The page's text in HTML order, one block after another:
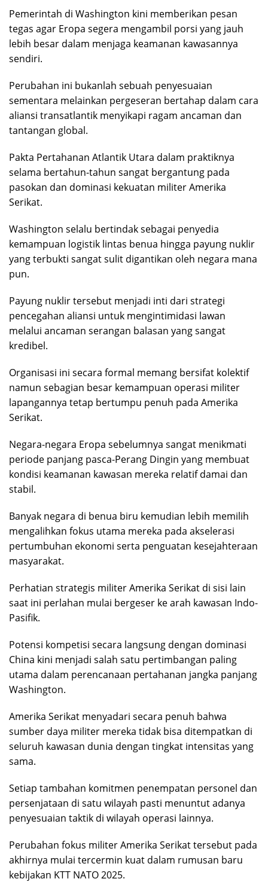
Pemerintah di Washington kini memberikan pesan
tegas agar Eropa segera mengambil porsi yang jauh
lebih besar dalam menjaga keamanan kawasannya
sendiri.
Perubahan ini bukanlah sebuah penyesuaian
sementara melainkan pergeseran bertahap dalam cara
aliansi transatlantik menyikapi ragam ancaman dan
tantangan global.
Pakta Pertahanan Atlantik Utara dalam praktiknya
selama bertahun-tahun sangat bergantung pada
pasokan dan dominasi kekuatan militer Amerika
Serikat.
Washington selalu bertindak sebagai penyedia
kemampuan logistik lintas benua hingga payung nuklir
yang terbukti sangat sulit digantikan oleh negara mana
pun.
Payung nuklir tersebut menjadi inti dari strategi
pencegahan aliansi untuk mengintimidasi lawan
melalui ancaman serangan balasan yang sangat
kredibel.
Organisasi ini secara formal memang bersifat kolektif
namun sebagian besar kemampuan operasi militer
lapangannya tetap bertumpu penuh pada Amerika
Serikat.
Negara-negara Eropa sebelumnya sangat menikmati
periode panjang pasca-Perang Dingin yang membuat
kondisi keamanan kawasan mereka relatif damai dan
stabil.
Banyak negara di benua biru kemudian lebih memilih
mengalihkan fokus utama mereka pada akselerasi
pertumbuhan ekonomi serta penguatan kesejahteraan
masyarakat.
Perhatian strategis militer Amerika Serikat di sisi lain
saat ini perlahan mulai bergeser ke arah kawasan Indo-
Pasifik.
Potensi kompetisi secara langsung dengan dominasi
China kini menjadi salah satu pertimbangan paling
utama dalam perencanaan pertahanan jangka panjang
Washington.
Amerika Serikat menyadari secara penuh bahwa
sumber daya militer mereka tidak bisa ditempatkan di
seluruh kawasan dunia dengan tingkat intensitas yang
sama.
Setiap tambahan komitmen penempatan personel dan
persenjataan di satu wilayah pasti menuntut adanya
penyesuaian taktik di wilayah operasi lainnya.
Perubahan fokus militer Amerika Serikat tersebut pada
akhirnya mulai tercermin kuat dalam rumusan baru
kebijakan KTT NATO 2025.